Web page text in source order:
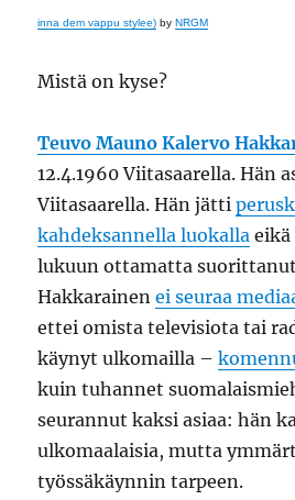
inna dem vappu stylee) byNRGM
Mistä on kyse?
Teuvo Mauno Kalervo
12.4.1960 Viitasaarella. Hän
Viitasaarella. Hän jätti
kahdeksannella luokalla eikä
lukuun ottamatta
Hakkarainenei seuraa
ettei omista televisiota tai
käynyt ulkomailla –
kuin tuhannet
seurannut kaksi asiaa: hän
ulkomaalaisia, mutta
työssäkäynnin tarpeen.